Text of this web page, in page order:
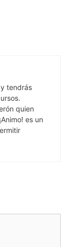
y tendrás
quien
es un